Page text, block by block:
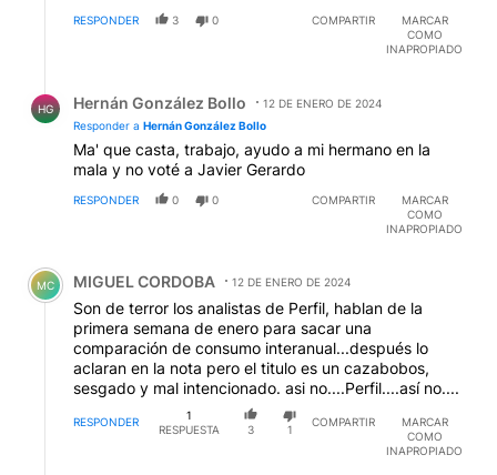
RESPONDER 3 0 COMPARTIR
MARCAR
COMO
INAPROPIADO
HG Hernán González Bollo
12 DE ENERO DE 2024
Responder a Hernán González Bollo
Ma' que casta, trabajo, ayudo a mi hermano en la
mala y no voté a Javier Gerardo
RESPONDER 0 0 COMPARTIR
MARCAR
COMO
INAPROPIADO
Comentario de MIGUEL CORDOBA.
MC MIGUEL CORDOBA 12 DE ENERO DE 2024
Son de terror los analistas de Perfil, hablan de la
primera semana de enero para sacar una
comparación de consumo interanual...después lo
aclaran en la nota pero el titulo es un cazabobos,
sesgado y mal intencionado. asi no....Perfil....así no....
RESPONDER
1
RESPUESTA
3 1
COMPARTIR
MARCAR
COMO
INAPROPIADO